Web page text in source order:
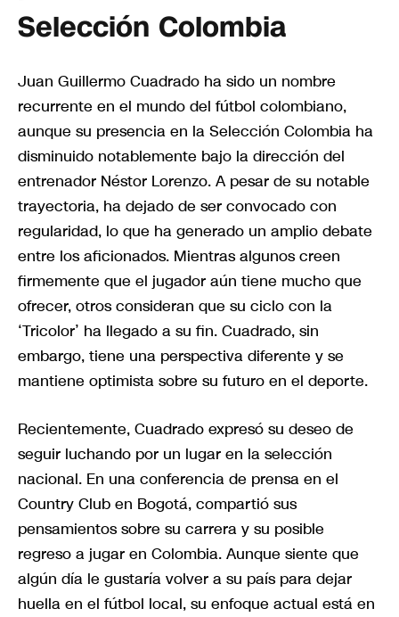
Selección Colombia
Juan Guillermo Cuadrado ha sido un nombre
recurrente en el mundo del fútbol colombiano,
aunque su presencia en la Selección Colombia ha
disminuido notablemente bajo la dirección del
entrenador Néstor Lorenzo. A pesar de su notable
trayectoria, ha dejado de ser convocado con
regularidad, lo que ha generado un amplio debate
entre los aficionados. Mientras algunos creen
firmemente que el jugador aún tiene mucho que
ofrecer, otros consideran que su ciclo con la
‘Tricolor’ ha llegado a su fin. Cuadrado, sin
embargo, tiene una perspectiva diferente y se
mantiene optimista sobre su futuro en el deporte.
Recientemente, Cuadrado expresó su deseo de
seguir luchando por un lugar en la selección
nacional. En una conferencia de prensa en el
Country Club en Bogotá, compartió sus
pensamientos sobre su carrera y su posible
regreso a jugar en Colombia. Aunque siente que
algún día le gustaría volver a su país para dejar
huella en el fútbol local, su enfoque actual está en